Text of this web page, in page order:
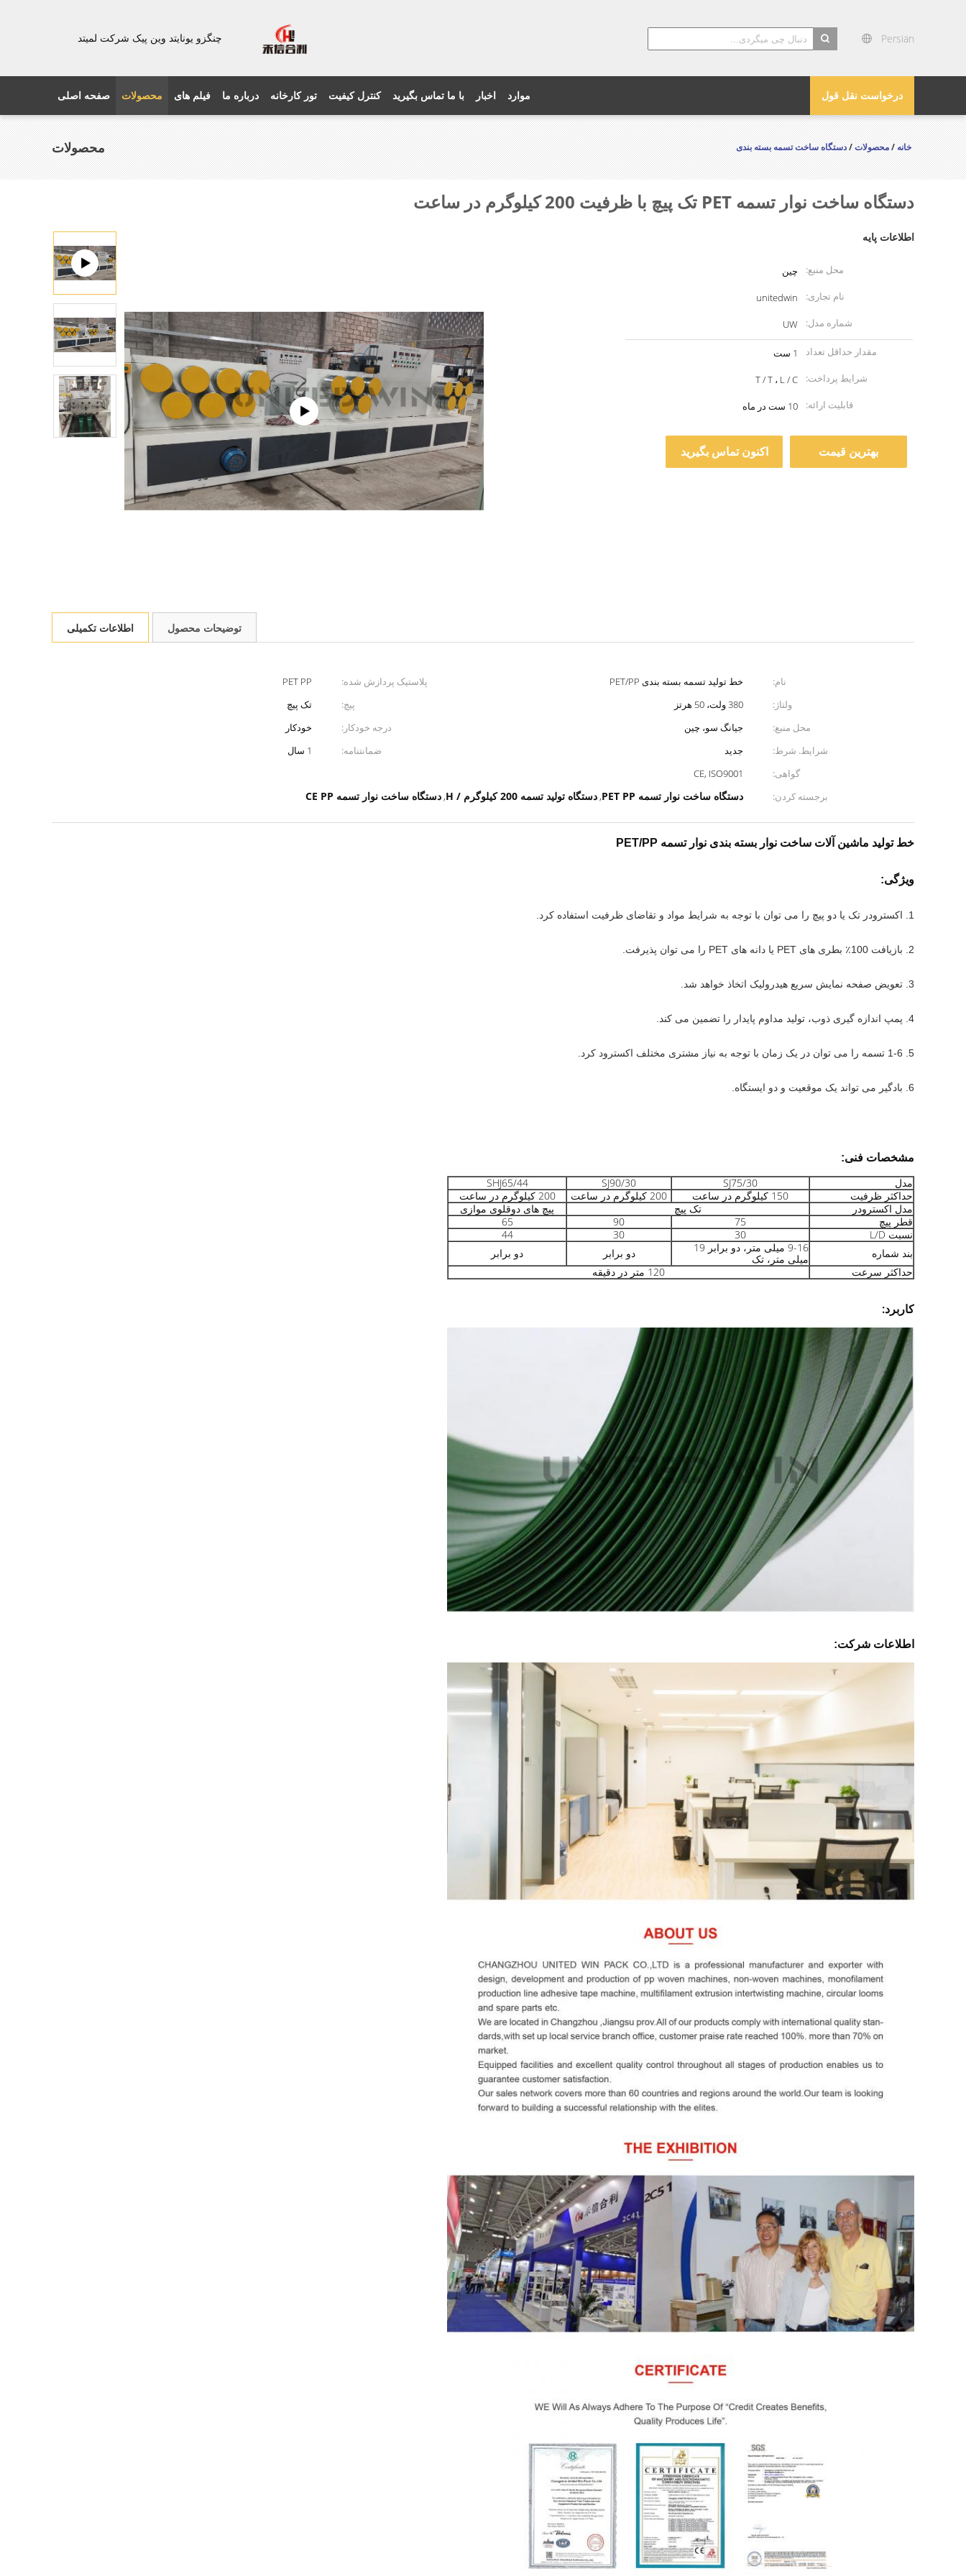
چنگزو یونایتد وین پیک شرکت لمیتد
Persian
درخواست نقل قول صفحه اصلی محصولات فیلم های درباره ما تور کارخانه کنترل کیفیت با ما تماس بگیرید اخبار موارد
محصولات خانه/محصولات/دستگاه ساخت تسمه بسته بندی
دستگاه ساخت نوار تسمه PET تک پیچ با ظرفیت 200 کیلوگرم در ساعت
اطلاعات پایه
محل منبع:
چین
نام تجاری:
unitedwin
شماره مدل:
UW
مقدار حداقل تعداد
سفارش:
1 ست
شرایط پرداخت:
T / T ، L / C
قابلیت ارائه:
10 ست در ماه
بهترین قیمت اکنون تماس بگیرید
اطلاعات تکمیلی توضیحات محصول
نام: خط تولید تسمه بسته بندی PET/PP پلاستیک پردازش شده:
PET PP
ولتاژ:
380 ولت، 50 هرتز پیچ:
تک پیچ
محل منبع:
جیانگ سو، چین درجه خودکار:
خودکار
شرایط. شرط:
جدید ضمانتنامه:
1 سال
گواهی:
CE, ISO9001
برجسته کردن:
دستگاه ساخت نوار تسمه PET PP , دستگاه تولید تسمه 200 کیلوگرم / H , دستگاه ساخت نوار تسمه CE PP
خط تولید ماشین آلات ساخت نوار بسته بندی نوار تسمه PET/PP
ویژگی:
1. اکسترودر تک یا دو پیچ را می توان با توجه به شرایط مواد و تقاضای ظرفیت استفاده کرد.
2. بازیافت 100٪ بطری های PET یا دانه های PET را می توان پذیرفت.
3. تعویض صفحه نمایش سریع هیدرولیک اتخاذ خواهد شد.
4. پمپ اندازه گیری ذوب، تولید مداوم پایدار را تضمین می کند.
5. 1-6 تسمه را می توان در یک زمان با توجه به نیاز مشتری مختلف اکسترود کرد.
6. بادگیر می تواند یک موقعیت و دو ایستگاه.
مشخصات فنی:
مدل SJ75/30
SJ90/30
SHJ65/44
حداکثر ظرفیت
150 کیلوگرم در ساعت 200 کیلوگرم در ساعت
200 کیلوگرم در ساعت
مدل اکسترودر
تک پیچ
پیچ های دوقلوی موازی
قطر پیچ
75
90
65
نسبت L/D
30
30
44
بند شماره
9-16 میلی متر، دو برابر 19
میلی متر، تک
دو برابر
دو برابر
حداکثر سرعت
120 متر در دقیقه
کاربرد:
اطلاعات شرکت: